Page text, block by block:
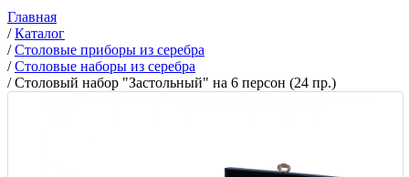
Главная
/Каталог
/Столовые приборы из серебра
/Столовые наборы из серебра
/Столовый набор "Застольный" на 6 персон (24 пр.)